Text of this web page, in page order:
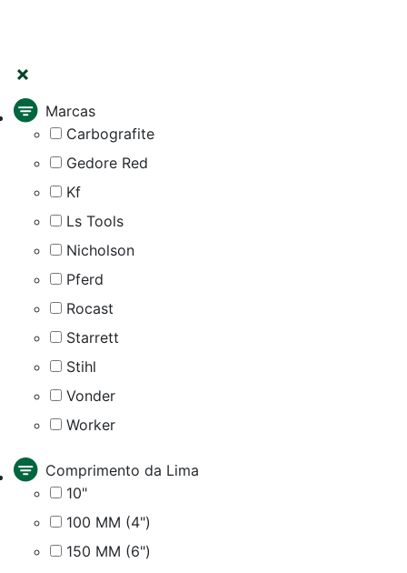
Marcas
Carbografite
Gedore Red
Kf
Ls Tools
Nicholson
Pferd
Rocast
Starrett
Stihl
Vonder
Worker
Comprimento da Lima
10"
100 MM (4")
150 MM (6")